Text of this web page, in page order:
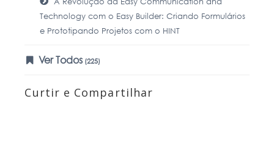
Technology com o Easy Builder: Criando Formulários
e Prototipando Projetos com o HINT
Ver Todos (225)
Curtir e Compartilhar